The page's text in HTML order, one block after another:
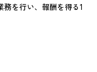
を行い、報酬を得る1